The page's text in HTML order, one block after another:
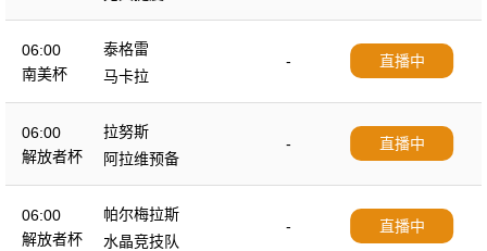
06:00
南美杯
泰格雷
-
马卡拉
直播中
06:00
解放者杯
拉努斯
-
阿拉维预备
直播中
06:00
解放者杯
帕尔梅拉斯
-
水晶竞技队
直播中